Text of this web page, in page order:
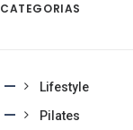
CATEGORIAS
Lifestyle
Pilates